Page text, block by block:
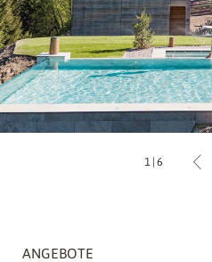
1 | 6
ANGEBOTE